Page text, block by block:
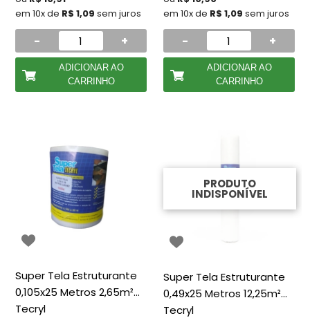
em 10x de R$ 1,09 sem juros
- +
ADICIONAR AO
CARRINHO
em 10x de R$ 1,09 sem juros
- +
ADICIONAR AO
CARRINHO
Super Tela Estruturante
0,105x25 Metros 2,65m²
Tecryl
PRODUTO
INDISPONÍVEL
Super Tela Estruturante
0,49x25 Metros 12,25m²
Tecryl